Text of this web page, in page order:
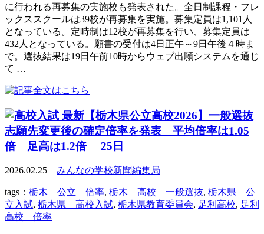
に行われる再募集の実施校も発表された。全日制課程・フレ
ックススクールは39校が再募集を実施。募集定員は1,101人
となっている。定時制は12校が再募集を行い、募集定員は
432人となっている。願書の受付は4日正午～9日午後４時ま
で。選抜結果は19日午前10時からウェブ出願システムを通じ
て …
最新【栃木県公立高校2026】一般選抜
志願先変更後の確定倍率を発表 平均倍率は1.05
倍 足高は1.2倍 25日
2026.02.25 みんなの学校新聞編集局
tags： 栃木 公立 倍率, 栃木 高校 一般選抜, 栃木県 公
立入試, 栃木県 高校入試, 栃木県教育委員会, 足利高校, 足利
高校 倍率